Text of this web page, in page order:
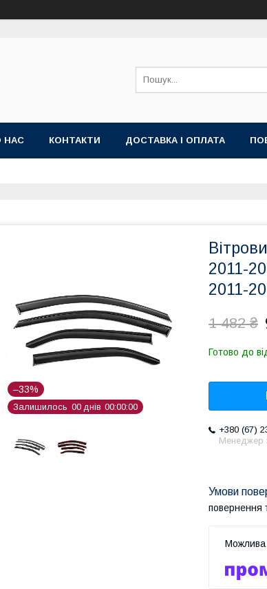
НАС КОНТАКТИ ДОСТАВКА І ОПЛАТА
–33%
Залишилось 00 днів 00 00 00
2011-
2011-
1 482 ₴
Готово до
+380 (67)
Менеджер
повернення